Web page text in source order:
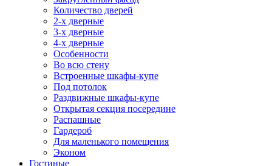
Количество дверей
2-х дверные
3-х дверные
4-х дверные
Особенности
Во всю стену
Встроенные шкафы-купе
Под потолок
Раздвижные шкафы-купе
Открытая секция посередине
Распашные
Гардероб
Для маленького помещения
Эконом
Гостиные